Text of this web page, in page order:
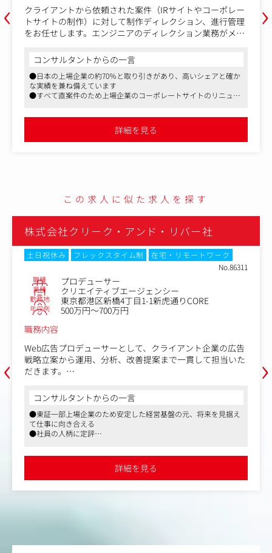
‹トやコーポレー
ョン、進行管理
ョン業務がメイ
グを通じ、仕様
を通じ、WEB デ
のコーポレート
社外制作会社へ
す。すべてクラ
わることがで
イト全体のリニ
ちたい方におス
高いシェアと確か
サイトのリニュー
告書やESGレポート、有価証券報告書、
制作に関してお客様との窓口となり、企画
っていただきます。
不動産投資信託やセキュリティトークン
主たるクライアントとし、投資法人の組成
開示、そして新規サービスの構築までをト
る業務です。
・お客様との窓口として、定期的にコミュ
とり、長期的な関係構築をしていただきま
お客様が抱える課題をヒアリングし、提案
デザイン案作成など。
・その他に、ノベルティ作成・地図作成・
上、空撮（ヘリ・セスナ・ドローン）とい
の対応もあります。
既存顧客が中心となりますのでお客様と
だき、営業兼ディレクターとして担当いた
●日本の上場企業の約60％と取り引きがあり、
●デジタル資料やIRサイトの制作にも力を入れ
像制作の引き合いも強くなってきています
●親会社が東部プライム上場、残業代別途全額
›
この求人に似た求人を探す
‹
株式会社クリーク・アンド・リバー社
土日祝休み フレックスタイム制
在宅・リモートワーク
No.86311
職種 プロデューサー
業種 クリエイティブエージェンシー
勤務地 東京都港区新橋4丁目1-1新虎通りCORE
年収例
500万円～700万円
職務内容
Web広告プロデューサーとして、クライアント企業の広告
戦略立案から運用、分析、改善提案まで一貫して担当いた
だきます。
【仕事内容】
・Web広告の戦略立案・媒体選定
・Google、Yahoo!、Meta、LINE、TikTok等の広告運用
・広告クリエイティブの企画・ディレクション
・LPやバナーなど制作物のディレクション
・クライアント折衝・提案
連携など幅広く関わりながら、web広告領域を一緒に伸ば
コンサルタントからの一言
●東証一部上場企業のため安定した経営基盤の元、将来を見据え
て仕事に向き合える
●社員の人柄に定評
詳細を見る
›